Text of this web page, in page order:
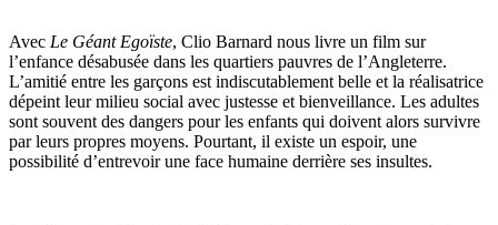
Avec Le Géant Egoïste, Clio Barnard nous livre un film sur
l’enfance désabusée dans les quartiers pauvres de l’Angleterre.
L’amitié entre les garçons est indiscutablement belle et la réalisatrice
dépeint leur milieu social avec justesse et bienveillance. Les adultes
sont souvent des dangers pour les enfants qui doivent alors survivre
par leurs propres moyens. Pourtant, il existe un espoir, une
possibilité d’entrevoir une face humaine derrière ses insultes.